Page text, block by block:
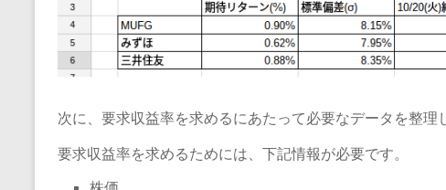
次に、要求収益率を求めるにあたって必要なデータを整理
要求収益率を求めるためには、下記情報が必要です。